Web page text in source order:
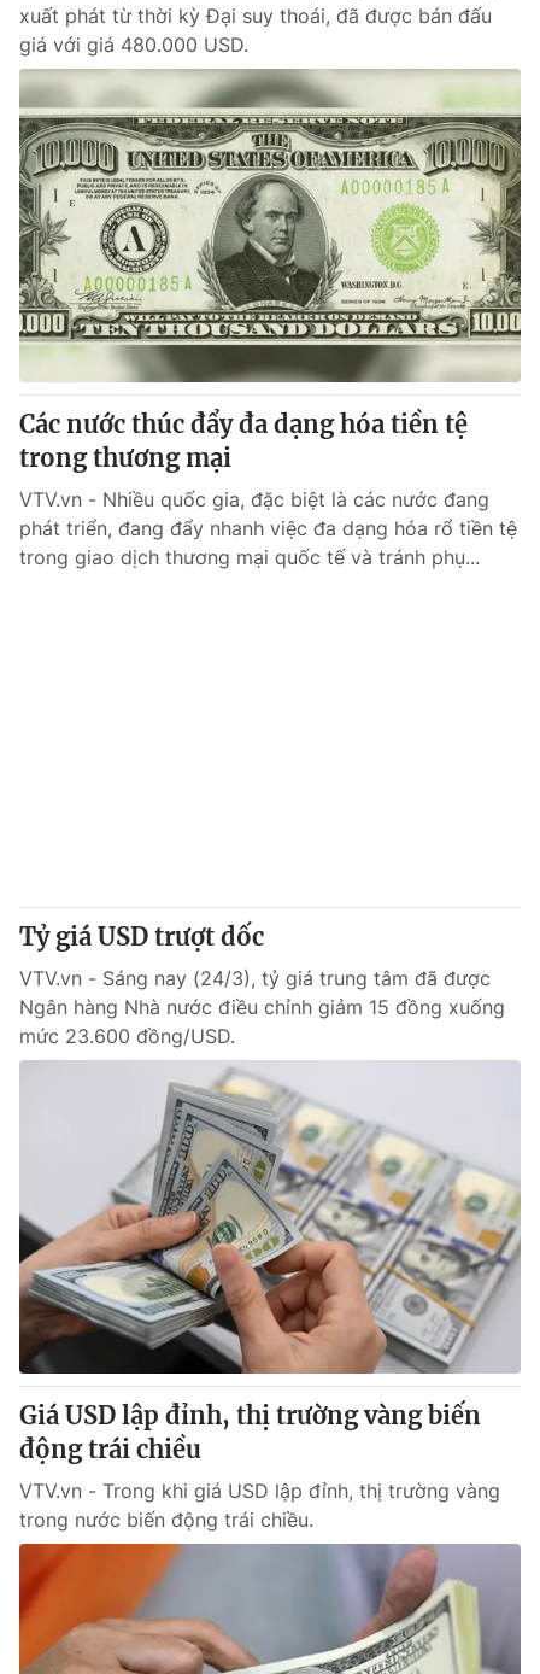
xuất phát từ thời kỳ Đại suy thoái, đã được bán đấu
giá với giá 480.000 USD.
Các nước thúc đẩy đa dạng hóa tiền tệ
trong thương mại
VTV.vn - Nhiều quốc gia, đặc biệt là các nước đang
phát triển, đang đẩy nhanh việc đa dạng hóa rổ tiền tệ
trong giao dịch thương mại quốc tế và tránh phụ...
Tỷ giá USD trượt dốc
VTV.vn - Sáng nay (24/3), tỷ giá trung tâm đã được
Ngân hàng Nhà nước điều chỉnh giảm 15 đồng xuống
mức 23.600 đồng/USD.
Giá USD lập đỉnh, thị trường vàng biến
động trái chiều
VTV.vn - Trong khi giá USD lập đỉnh, thị trường vàng
trong nước biến động trái chiều.